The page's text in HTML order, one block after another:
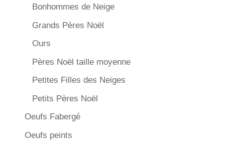
Bonhommes de Neige
Grands Pères Noël
Ours
Pères Noël taille moyenne
Petites Filles des Neiges
Petits Pères Noël
Oeufs Fabergé
Oeufs peints